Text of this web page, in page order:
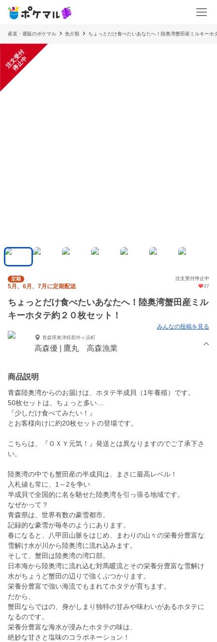
産直・通販のポケマル 魚介類 ちょっとだけ食べたいあなたへ！陸奥湾蟹田産ミルキーホ
注
文
受
付
停
止
中
定期 注文受付停止中
5月、6月、7月に定期配送 37
ちょっとだけ食べたいあなたへ！陸奥湾蟹田産ミル
キーホタテ約２０枚セット！
みんなの投稿を見る
青森県東津軽郡外ヶ浜町
高森優 | 鷹丸 高森漁業
商品説明
青森陸奥湾からのお届けは、ホタテ半成貝（1年養殖）です。
50枚セットは、ちょっと多い…
『少しだけ食べてみたい！』
とお客様向けに約20枚セットの登場です。
こちらは、『ＯＸＹ元気！』発送とは異なりますのでご了承下さ
い。
陸奥湾の中でも蟹田産の半成貝は、まさに最高レベル！
入札値も常に、1～2を争い
半成貝で全国的に名を馳せた陸奥湾を引っ張る地域です。
なぜかって？
青森県は、世界有数の豪雪都市。
記録的な豪雪が毎冬のようにあります。
春になると、八甲田山脈をはじめ、まわりの山々の栄養分豊富な
雪解け水が川から陸奥湾に流れ込みます。
そして、蟹田は陸奥湾の湾口部。
日本海から陸奥湾に流れ込む対馬暖流とその栄養分豊富な雪解け
水がちょうど蟹田の辺りで強くぶつかります。
栄養分豊富で強い海流でもまれてホタテが育ちます。
だから、
蟹田ならではの、身がしまり独特の甘みや味わいがあるホタテに
なるのです。
栄養分豊富な海水が浸みたホタテの味は、
絶妙な甘さと塩味のコラボネーション！